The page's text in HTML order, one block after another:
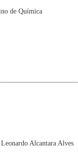
de Química
Alcantara Alves